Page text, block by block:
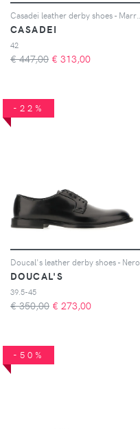
CASADEI
42
€ 447,00 € 313,00
-22%
Doucal's leather derby shoes - Nero
DOUCAL'S
39.5-45
€ 350,00 € 273,00
-50%